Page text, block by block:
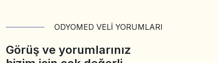
ODYOMED VELİ YORUMLARI
Görüş ve yorumlarınız